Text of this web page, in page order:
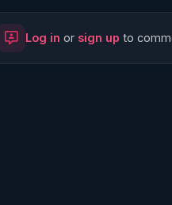
http://rgnr.li/ymag
Log in or sign up to